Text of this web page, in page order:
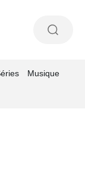
Musique